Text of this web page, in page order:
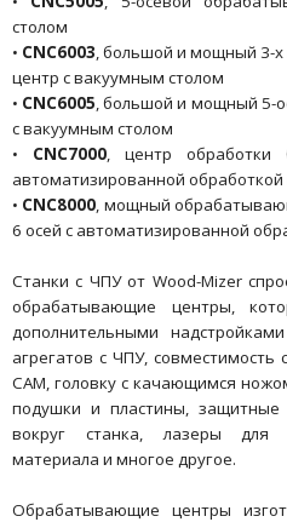
столом
• CNC6003 , большой и мощный 3-
центр с вакуумным столом
• CNC6005 , большой и мощный 5-
с вакуумным столом
• CNC7000 , центр
автоматизированной
• CNC8000 , мощный
6 осей с автоматизированной
Станки с ЧПУ от Wood-Mizer
обрабатывающие центры,
дополнительными
агрегатов с ЧПУ,
CAM, головку с качающимся
подушки и пластины,
вокруг станка, лазеры для
материала и многое другое.
Обрабатывающие центры